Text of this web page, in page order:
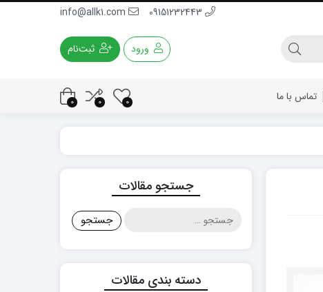
ورود ثبت‌نام
تماس با ما 0
0
0
جستجو مقالات
جستجو
برای:
دسته بندی مقالات